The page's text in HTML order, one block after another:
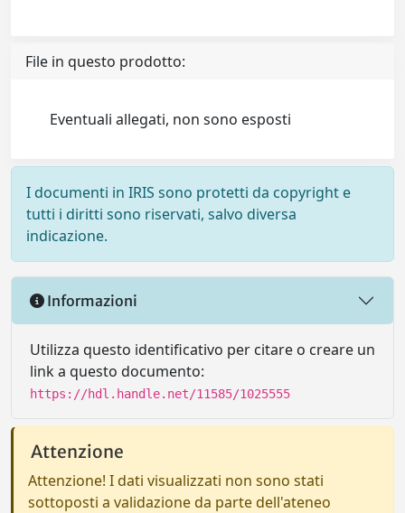
File in questo prodotto:
Eventuali allegati, non sono esposti
I documenti in IRIS sono protetti da copyright e
tutti i diritti sono riservati, salvo diversa
indicazione.
Informazioni
Utilizza questo identificativo per citare o creare un
link a questo documento:
https://hdl.handle.net/11585/1025555
Attenzione
Attenzione! I dati visualizzati non sono stati
sottoposti a validazione da parte dell'ateneo